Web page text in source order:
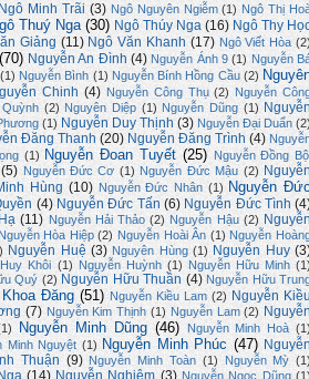
Ngô Minh Trãi (3) Ngô Nguyên Ngiễm (1) Ngô Thị
Thuý Nga (30) Ngô Thúy Nga (16) Ngô Thy
Giảng (11) Ngô Văn Khanh (17) Ngô Viết Hòa
(70) Nguyễn An Đình (4) Nguyễn Ánh 9 (1) Nguyễn
(1) Nguyễn Bình (1) Nguyễn Bính Hồng Cầu (2)
Chinh (4) Nguyễn Công Thụ (2) Nguyễn
(2) Nguyên Diệp (1) Nguyễn Dũng (1)
(1) Nguyễn Duy Thịnh (3) Nguyễn Đại Duẩn
Đăng Thanh (20) Nguyễn Đăng Trình (4)
(1) Nguyễn Đoan Tuyết (25)
Nguyễn Đồng
(5) Nguyễn Đức Cơ (1) Nguyễn Đức Mậu (2)
Hùng (10) Nguyễn Đức Nhân (1) Nguyễn
(4) Nguyễn Đức Tấn (6) Nguyễn Đức Tình
(11) Nguyễn Hải Thảo (2) Nguyễn Hậu (2)
Nguyễn Hòa Hiệp (2) Nguyễn Hoài Ân (1) Nguyễn
Nguyễn Huệ (3) Nguyên Hùng (1) Nguyễn Huy
Khôi (1) Nguyễn Huỳnh (1) Nguyễn Hữu Minh
Quý (2) Nguyễn Hữu Thuần (4) Nguyễn Hữu
Khoa Đăng (51) Nguyễn Kiều Lam (2) Nguyễn
(7) Nguyễn Kim Thịnh (1) Nguyễn Lam (2)
Nguyễn Minh Dũng (46) Nguyễn Minh Hoà
Minh Nguyệt (1) Nguyễn Minh Phúc (47)
Thuận (9) Nguyễn Minh Toàn (1) Nguyễn Mỳ
Nguyễn Ngọc Dũng